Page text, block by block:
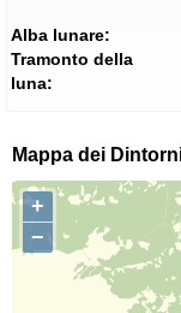
Alba lunare:
Tramonto della
luna:
Mappa dei
+
−